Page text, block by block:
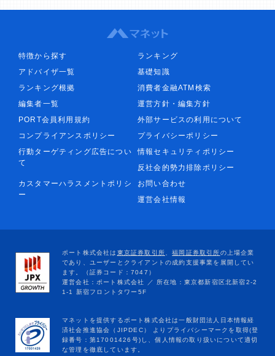
特徴から探す
ランキング
アドバイザ一覧
基礎知識
ランキング根拠
消費者金融ATM検索
編集者一覧
運営方針・編集方針
PORT会員利用規約
外部サービスの利用について
コンプライアンスポリシー
プライバシーポリシー
行動ターゲティング広告につい
て
情報セキュリティポリシー
反社会的勢力排除ポリシー
カスタマーハラスメントポリシ
ー
お問い合わせ
運営会社情報